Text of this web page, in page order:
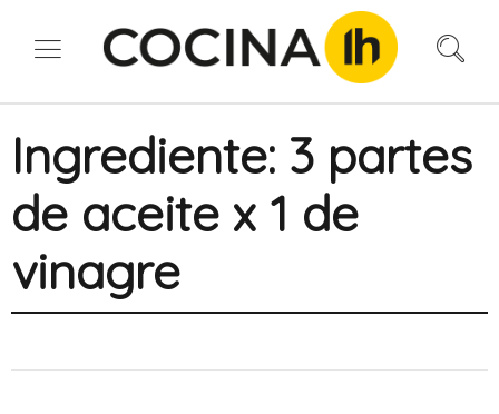
Ingrediente: 3 partes
de aceite x 1 de
vinagre